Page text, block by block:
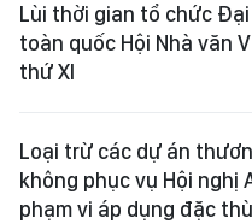
Lùi thời gian tổ chức
toàn quốc Hội Nhà văn
thứ XI
Loại trừ các dự án
không phục vụ Hội nghị
phạm vi áp dụng đặc thù